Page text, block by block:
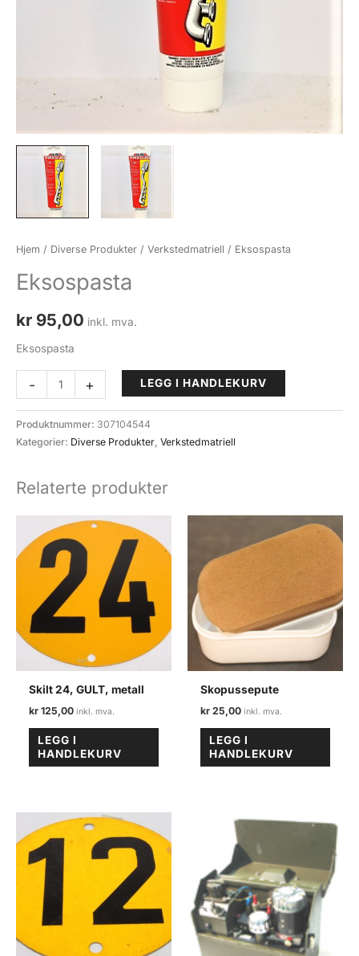
Hjem / Diverse Produkter / Verkstedmatriell / Eksospasta
Eksospasta
kr 95,00 inkl. mva.
Eksospasta
-
Eksospasta
antall
+ LEGG I HANDLEKURV
Produktnummer: 307104544
Kategorier: Diverse Produkter Verkstedmatriell
Relaterte produkter
Skilt 24, GULT, metall
kr 125,00
LEGG I
HANDLEKURV
Skopussepute
kr 25,00
LEGG I
HANDLEKURV